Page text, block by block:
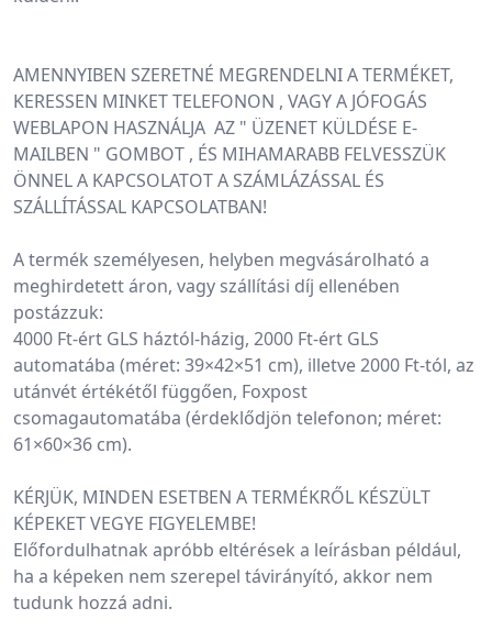
AMENNYIBEN SZERETNÉ MEGRENDELNI A TERMÉKET,
KERESSEN MINKET TELEFONON , VAGY A JÓFOGÁS
WEBLAPON HASZNÁLJA  AZ " ÜZENET KÜLDÉSE E-
MAILBEN " GOMBOT , ÉS MIHAMARABB FELVESSZÜK
ÖNNEL A KAPCSOLATOT A SZÁMLÁZÁSSAL ÉS
SZÁLLÍTÁSSAL KAPCSOLATBAN!
A termék személyesen, helyben megvásárolható a
meghirdetett áron, vagy szállítási díj ellenében
postázzuk:
4000 Ft-ért GLS háztól-házig, 2000 Ft-ért GLS
automatába (méret: 39×42×51 cm), illetve 2000 Ft-tól, az
utánvét értékétől függően, Foxpost
csomagautomatába (érdeklődjön telefonon; méret:
61×60×36 cm).
KÉRJÜK, MINDEN ESETBEN A TERMÉKRŐL KÉSZÜLT
KÉPEKET VEGYE FIGYELEMBE!
Előfordulhatnak apróbb eltérések a leírásban például,
ha a képeken nem szerepel távirányító, akkor nem
tudunk hozzá adni.